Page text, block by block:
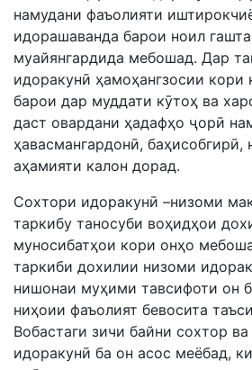
намудани фаъолияти
идорашаванда барои ноил
муайянгардида мебошад. Дар
идоракунӣ ҳамоҳангзосии кори
барои дар муддати кӯтоҳ ва
даст овардани ҳадафҳо ҷорӣ
ҳавасмангардонӣ, баҳисобгирӣ,
аҳамияти калон дорад.
Сохтори идоракунӣ –низоми
таркибу таносуби воҳидҳои
муносибатҳои кори онҳо
таркиби дохилии низоми
нишонаи муҳими тавсифоти он
ниҳоии фаъолият бевосита
Вобастаги зичи байни сохтор
идоракунӣ ба он асос меёбад,